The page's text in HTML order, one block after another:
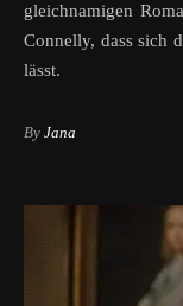
gleichnamigen
Connelly, dass sich
lässt.
By Jana